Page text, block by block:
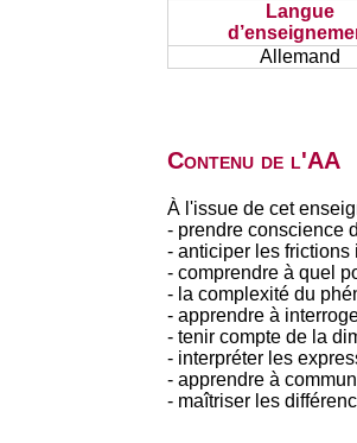
Langue
Allemand
Contenu de l'AA
À l'issue de cet
- prendre conscience
- anticiper les frictions
- comprendre à quel
- la complexité du
- apprendre à
- tenir compte de la
- interpréter les
- apprendre à
- maîtriser les